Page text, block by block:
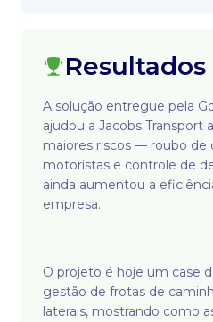
Resultados
A solução entregue pela
ajudou a Jacobs Transport
maiores riscos — roubo de
motoristas e controle de
ainda aumentou a
empresa.
O projeto é hoje um case
gestão de frotas de
laterais, mostrando como